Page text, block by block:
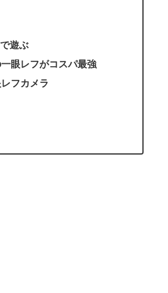
遊ぶ
眼レフがコスパ最強
フカメラ